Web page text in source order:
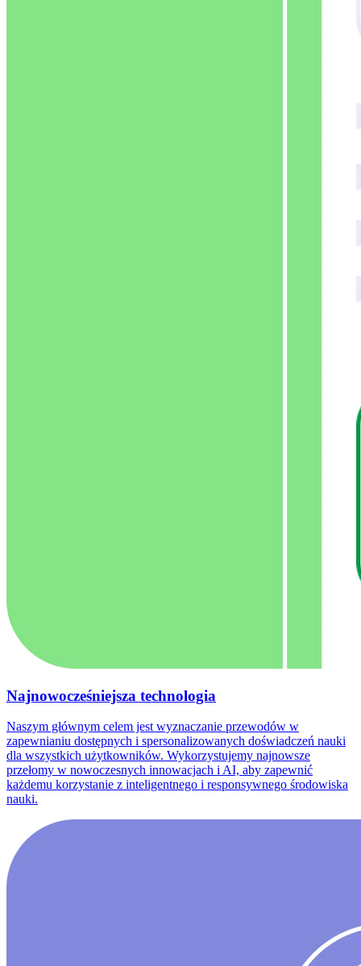
Najnowocześniejsza technologia
Naszym głównym celem jest wyznaczanie przewodów w
zapewnianiu dostępnych i spersonalizowanych doświadczeń nauki
dla wszystkich użytkowników. Wykorzystujemy najnowsze
przełomy w nowoczesnych innowacjach i AI, aby zapewnić
każdemu korzystanie z inteligentnego i responsywnego środowiska
nauki.